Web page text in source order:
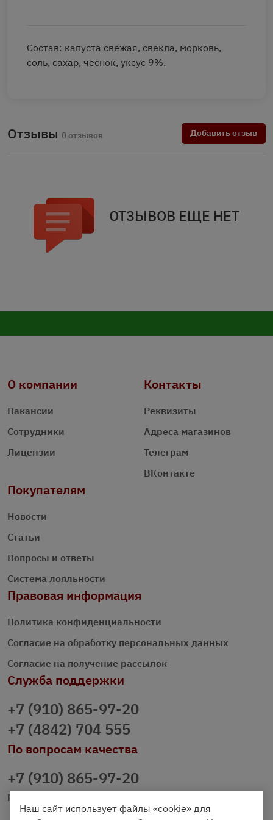
Состав: капуста свежая, свекла, морковь,
соль, сахар, чеснок, уксус 9%.
Отзывы 0 отзывов Добавить отзыв
ОТЗЫВОВ ЕЩЕ НЕТ
О компании
Вакансии
Сотрудники
Лицензии
Контакты
Реквизиты
Адреса магазинов
Телеграм
ВКонтакте
Покупателям
Новости
Статьи
Вопросы и ответы
Система лояльности
Правовая информация
Политика конфиденциальности
Согласие на обработку персональных данных
Согласие на получение рассылок
Служба поддержки
+7 (910) 865-97-20
+7 (4842) 704 555
По вопросам качества
+7 (910) 865-97-20
prazdnichniy40@palmi.ru
Наш сайт использует файлы «cookie» для